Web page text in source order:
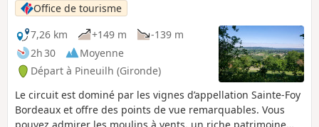
Office de tourisme
7,26 km
+149 m
-139 m
2h 30
Moyenne
Départ à Pineuilh (Gironde)
Le circuit est dominé par les vignes d’appellation Sainte-Foy
Bordeaux et offre des points de vue remarquables. Vous